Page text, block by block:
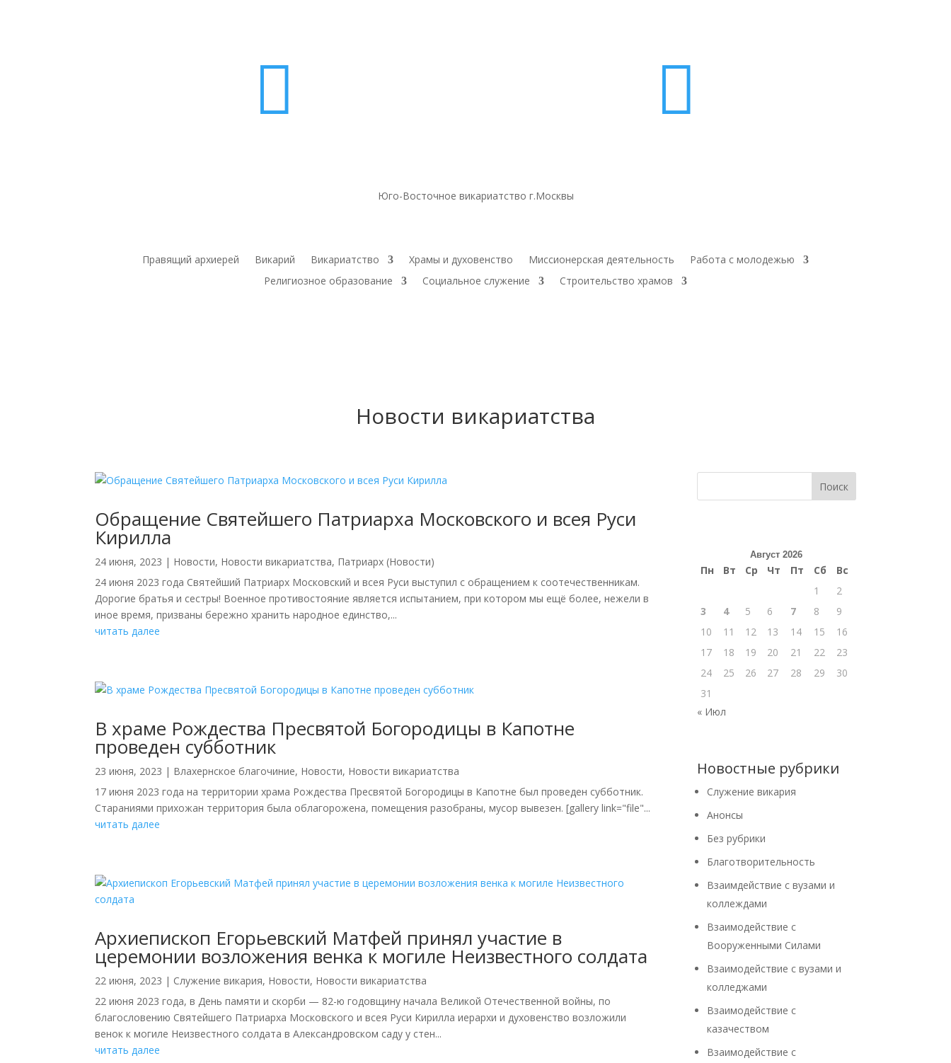
 
Юго-Восточное викариатство г.Москвы
Правящий архиерей Викарий Викариатство Храмы и духовенство Миссионерская деятельность
Работа с молодежью
Религиозное образование
Социальное служение Строительство храмов
Новости викариатства
Обращение Святейшего Патриарха Московского и всея Руси
Кирилла
24 июня, 2023 | Новости, Новости викариатства, Патриарх (Новости)
24 июня 2023 года Святейший Патриарх Московский и всея Руси выступил с обращением к соотечественникам.
Дорогие братья и сестры! Военное противостояние является испытанием, при котором мы ещё более, нежели в
иное время, призваны бережно хранить народное единство,...
читать далее
В храме Рождества Пресвятой Богородицы в Капотне
проведен субботник
23 июня, 2023 | Влахернское благочиние, Новости, Новости викариатства
17 июня 2023 года на территории храма Рождества Пресвятой Богородицы в Капотне был проведен субботник.
Стараниями прихожан территория была облагорожена, помещения разобраны, мусор вывезен. [gallery link="file"...
читать далее
Архиепископ Егорьевский Матфей принял участие в
церемонии возложения венка к могиле Неизвестного солдата
22 июня, 2023 | Cлужение викария, Новости, Новости викариатства
22 июня 2023 года, в День памяти и скорби — 82-ю годовщину начала Великой Отечественной войны, по
благословению Святейшего Патриарха Московского и всея Руси Кирилла иерархи и духовенство возложили
венок к могиле Неизвестного солдата в Александровском саду у стен...
читать далее
Поиск
Август 2026
Пн Вт Ср Чт Пт Сб
Вс
1
2
3
4 5 6 7 8
9
10
11 12 13 14 15
16
17
18 19 20 21 22
23
24
25 26 27 28 29
30
31
« Июл
Новостные рубрики
Cлужение викария
Анонсы
Без рубрики
Благотворительность
Взаимдействие с вузами и
коллеждами
Взаимодействие с
Вооруженными Силами
Взаимодействие с вузами и
колледжами
Взаимодействие с
казачеством
Взаимодействие с